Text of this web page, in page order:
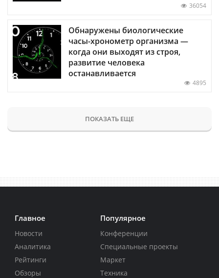
36054
Обнаружены биологические
часы-хронометр организма —
когда они выходят из строя,
развитие человека
останавливается
4895
ПОКАЗАТЬ ЕЩЕ
Главное
Новости
Аналитика
Рейтинги
Обзоры
Популярное
Конференции
Специальные проекты
Маркет
Техника